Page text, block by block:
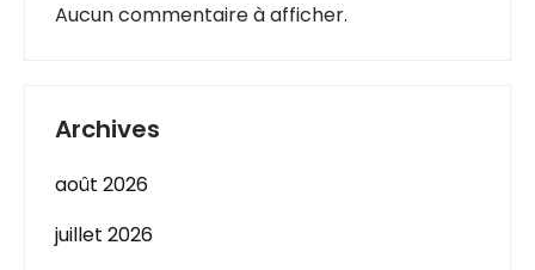
Aucun commentaire à afficher.
Archives
août 2026
juillet 2026